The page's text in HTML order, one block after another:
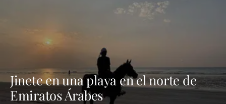
Jinete en una playa en el norte de
Emiratos Árabes